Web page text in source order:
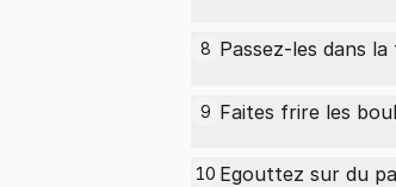
8 Passez-les dans la
9 Faites frire les
10 Egouttez sur du